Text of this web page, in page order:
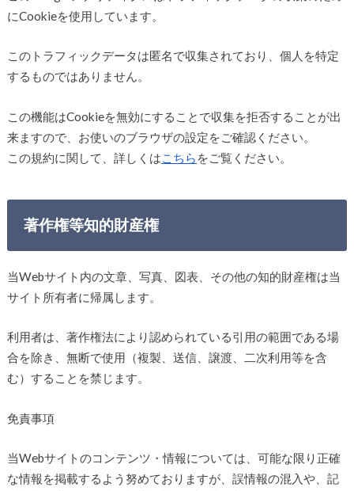
にCookieを使用しています。
このトラフィックデータは匿名で収集されており、個人を特定
するものではありません。
この機能はCookieを無効にすることで収集を拒否することが出
来ますので、お使いのブラウザの設定をご確認ください。
この規約に関して、詳しくはこちら をご覧ください。
著作権等知的財産権
当Webサイト内の文章、写真、図表、その他の知的財産権は当
サイト所有者に帰属します。
利用者は、著作権法により認められている引用の範囲である場
合を除き、無断で使用（複製、送信、譲渡、二次利用等を含
む）することを禁じます。
免責事項
当Webサイトのコンテンツ・情報については、可能な限り正確
な情報を掲載するよう努めておりますが、誤情報の混入や、記